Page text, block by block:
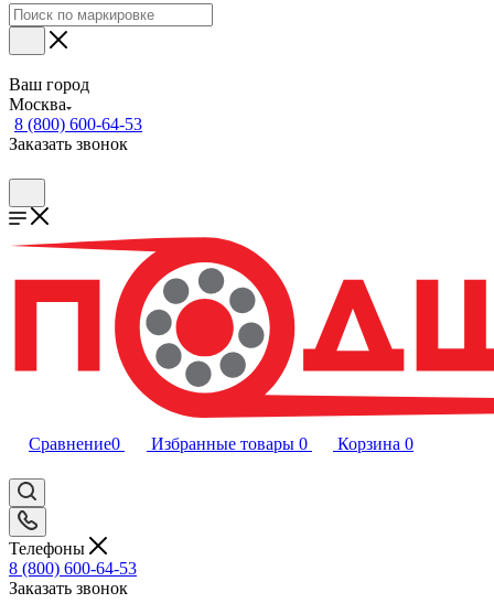
Ваш город
Москва
8 (800) 600-64-53
Заказать звонок
Сравнение0 Избранные товары 0 Корзина 0
Телефоны
8 (800) 600-64-53
Заказать звонок